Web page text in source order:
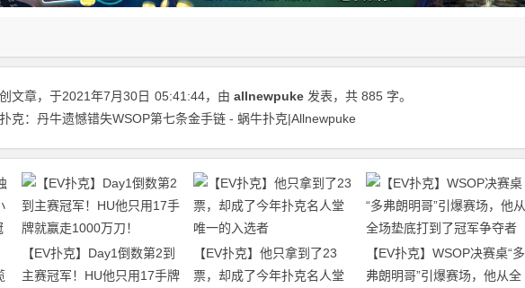
文章，于2021年7月30日 05:41:44，由 allnewpuke 发表，共 885 字。
克：丹牛遗憾错失WSOP第七条金手链 - 蜗牛扑克|Allnewpuke
【EV扑克】Day1倒数第2到
主赛冠军！HU他只用17手牌
【EV扑克】他只拿到了23
票，却成了今年扑克名人堂
【EV扑克】WSOP决赛桌“多
弗朗明哥”引爆赛场，他从全